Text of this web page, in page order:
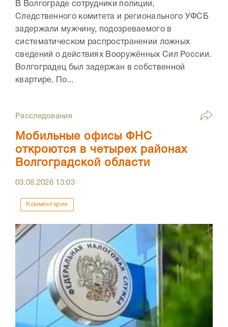
В Волгограде сотрудники полиции,
Следственного комитета и регионального УФСБ
задержали мужчину, подозреваемого в
систематическом распространении ложных
сведений о действиях Вооружённых Сил России.
Волгоградец был задержан в собственной
квартире. По...
Расследования
Мобильные офисы ФНС
откроются в четырех районах
Волгоградской области
03.08.2026 13:03
Комментарии